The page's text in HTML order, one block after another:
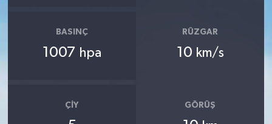
BASINÇ
1007 hpa
RÜZGAR
10 km/s
ÇIY GÖRÜŞ